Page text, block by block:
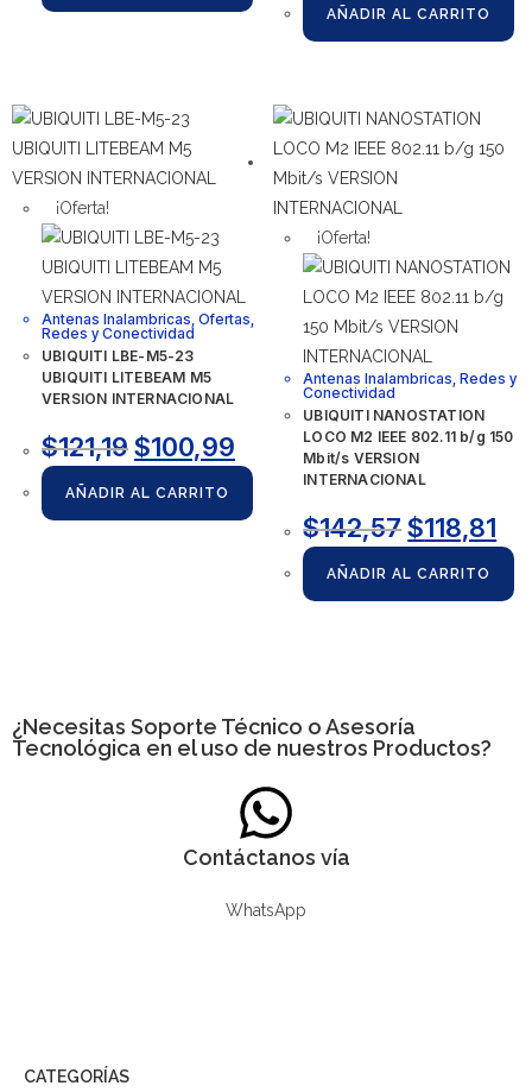
AÑADIR AL CARRITO
¡Oferta!
Antenas Inalambricas Ofertas
Redes y Conectividad
UBIQUITI LBE-M5-23
UBIQUITI LITEBEAM M5
VERSION INTERNACIONAL
$121,19$100,99
AÑADIR AL CARRITO
¡Oferta!
Antenas Inalambricas ,Redes y
Conectividad
UBIQUITI NANOSTATION
LOCO M2 IEEE 802.11 b/g 150
Mbit/s VERSION
INTERNACIONAL
$142,57 $118,81
AÑADIR AL CARRITO
¿Necesitas Soporte Técnico o Asesoría
Tecnológica en el uso de nuestros Productos?
Contáctanos vía
WhatsApp
CATEGORÍAS